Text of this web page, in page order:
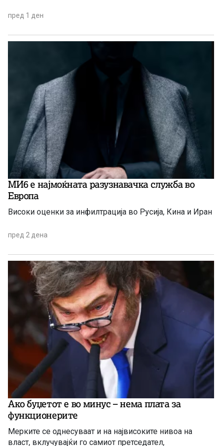
пред 1 ден
МИ6 е најмоќната разузнавачка служба во
Европа
Високи оценки за инфилтрација во Русија, Кина и Иран
пред 2 дена
Ако буџетот е во минус – нема плата за
функционерите
Мерките се однесуваат и на највисоките нивоа на
власт, вклучувајќи го самиот претседател,